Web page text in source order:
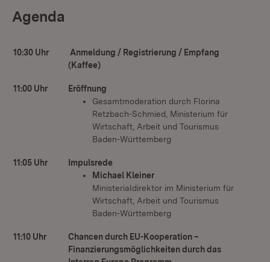
Agenda
10:30 Uhr
Anmeldung / Registrierung / Empfang
(Kaffee)
11:00 Uhr
Eröffnung
Gesamtmoderation durch Florina
Retzbach-Schmied, Ministerium für
Wirtschaft, Arbeit und Tourismus
Baden-Württemberg
11:05 Uhr
Impulsrede
Michael Kleiner
Ministerialdirektor im Ministerium für
Wirtschaft, Arbeit und Tourismus
Baden-Württemberg
11:10 Uhr
Chancen durch EU-Kooperation –
Finanzierungsmöglichkeiten durch das